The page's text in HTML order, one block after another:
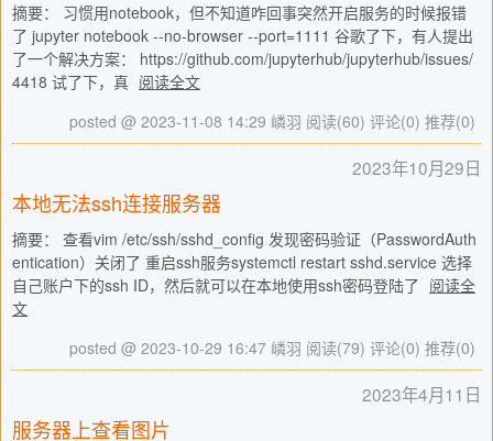
摘要： 习惯用notebook，但不知道咋回事突然开启服务的时候报错
了 jupyter notebook --no-browser --port=1111 谷歌了下，有人提出
了一个解决方案： https://github.com/jupyterhub/jupyterhub/issues/
4418 试了下，真 阅读全文
posted @ 2023-11-08 14:29 嶙羽 阅读(60) 评论(0) 推荐(0)
2023年10月29日
本地无法ssh连接服务器
摘要： 查看vim /etc/ssh/sshd_config 发现密码验证（PasswordAuth
entication）关闭了 重启ssh服务systemctl restart sshd.service 选择
自己账户下的ssh ID，然后就可以在本地使用ssh密码登陆了 阅读全
文
posted @ 2023-10-29 16:47 嶙羽 阅读(79) 评论(0) 推荐(0)
2023年4月11日
服务器上查看图片